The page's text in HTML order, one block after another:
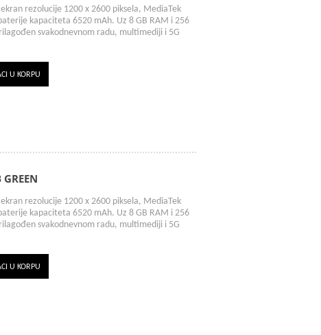
rezolucije 1200 x 2600 piksela, MediaTek
kapaciteta 6520 mAh. Uz 8 GB RAM i 256
svakodnevnom radu, multimediji i 5G
U KORPU
rezolucije 1200 x 2600 piksela, MediaTek
kapaciteta 6520 mAh. Uz 8 GB RAM i 256
svakodnevnom radu, multimediji i 5G
U KORPU